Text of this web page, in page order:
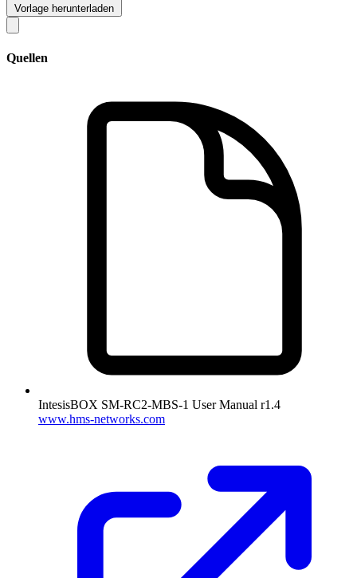
Vorlage herunterladen
Quellen
IntesisBOX SM-RC2-MBS-1 User Manual r1.4
www.hms-networks.com